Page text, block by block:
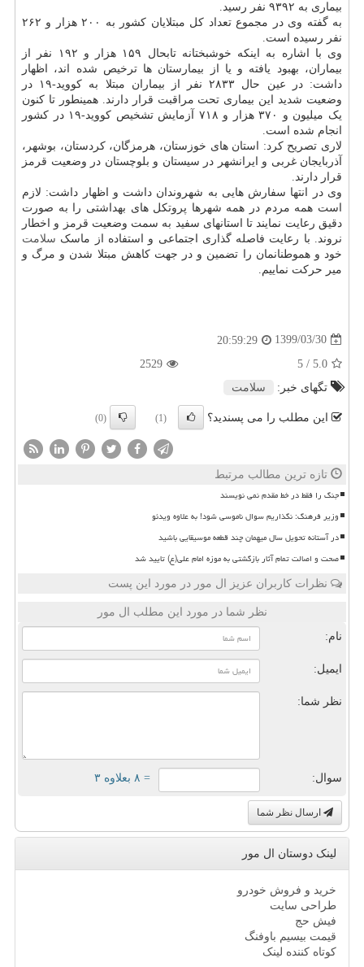
بیماری به ۹۳۹۲ نفر رسید.
به گفته وی در مجموع تعداد کل مبتلایان کشور به ۲۰۰ هزار و ۲۶۲
نفر رسیده است.
وی با اشاره به اینکه خوشبختانه تابحال ۱۵۹ هزار و ۱۹۲ نفر از
بیماران، بهبود یافته و یا از بیمارستان ها ترخیص شده اند، اظهار
داشت: در عین حال ۲۸۳۳ نفر از بیماران مبتلا به کووید-۱۹ در
وضعیت شدید این بیماری تحت مراقبت قرار دارند. همینطور تا کنون
یک میلیون و ۳۷۰ هزار و ۷۱۸ آزمایش تشخیص کووید-۱۹ در کشور
انجام شده است.
لاری تصریح کرد: استان های خوزستان، هرمزگان، کردستان، بوشهر،
آذربایجان غربی و ایرانشهر در سیستان و بلوچستان در وضعیت قرمز
قرار دارند.
وی در انتها سفارش هایی به شهروندان داشت و اظهار داشت: لازم
است همه مردم در همه شهرها پروتکل های بهداشتی را به صورت
دقیق رعایت نمایند تا استانهای سفید به سمت وضعیت قرمز و اخطار
نروند. با رعایت فاصله گذاری اجتماعی و استفاده از ماسک سلامت
خود و هموطنانمان را تضمین و در جهت کاهش مبتلا شدن و مرگ و
میر حرکت نماییم.
1399/03/30
20:59:29
5.0
/ 5
2529
تگهای خبر:
سلامت
این مطلب را می پسندید؟ (1)
(0)
تازه ترین مطالب مرتبط
جنگ را فقط در خط مقدم نمی نویسند
وزیر فرهنگ: نگذاریم سوال ناموسی شود! به علاوه ویدئو
در آستانه تحویل سال میهمان چند قطعه موسیقایی باشید
صحت و اصالت تمام آثار بازگشتی به موزه امام علی(ع) تایید شد
نظرات کاربران عزیز ال مور در مورد این پست
نظر شما در مورد این مطلب ال مور
نام:
ایمیل:
نظر شما:
سوال: = ۸ بعلاوه ۳
ارسال نظر شما
لینک دوستان ال مور
خرید و فروش خودرو
طراحی سایت
فیش حج
قیمت بیسیم باوفنگ
کوتاه کننده لینک